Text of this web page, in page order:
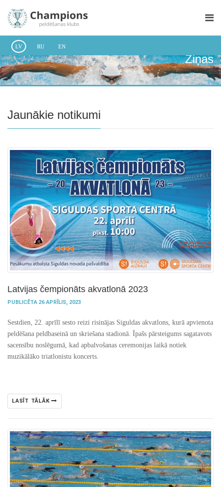
LV RU EN
Ziņas
Jaunākie notikumi
Latvijas čempionāts akvatlonā 2023
PUBLICĒTA 26 APRĪLIS, 2023
Sestdien, 22. aprīlī sesto reizi risinājas Siguldas akvatlons, kurā apvienota
peldēšana peldbaseinā un skriešana stadionā. Īpašs pārsteigums sagatavots
sacensību noslēgumā, kad apbalvošanas ceremonijas laikā notiek
muzikālāko triatlonistu koncerts.
LASĪT TĀLĀK